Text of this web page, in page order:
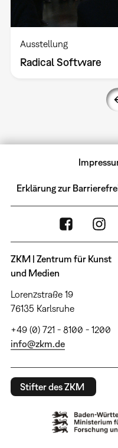
Ausstellung
Radical Software
Erklärung zur
ZKM | Zentrum für Kunst
und Medien
Lorenzstraße 19
76135 Karlsruhe
+49 (0) 721 - 8100 - 1200
info@zkm.de
Stifter des ZKM